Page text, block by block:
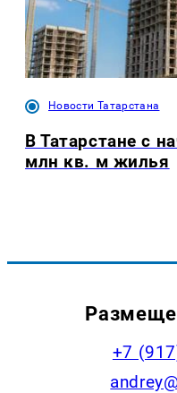
Новости Татарстана
В Татарстане с
млн кв. м жилья
+7